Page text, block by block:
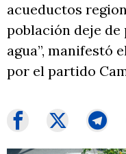
acueductos
población deje
agua”, manifestó
por el partido